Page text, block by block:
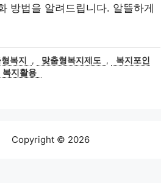
방법을 알려드립니다. 알뜰하게
복지 , 맞춤형복지제도 ,
복지포인
복지활용
Copyright © 2026